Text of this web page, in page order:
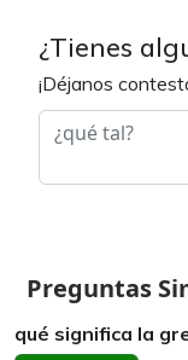
¿Tienes
¡Déjanos
Preguntas
qué significa la